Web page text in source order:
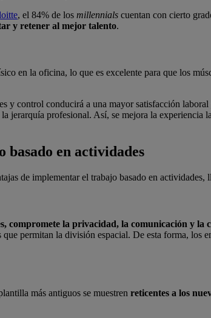
, el 84% de los millennials cuentan con cierto
y retener al mejor talento.
en la oficina, lo que es excelente para que los
y control conducirá a una mayor satisfacción laboral
jerarquía profesional. Así, se mejora la experiencia
basado en actividades
de implementar el trabajo basado en
compromete la privacidad, la comunicación y la
permitan la división espacial. De esta forma, los
más antiguos se muestren reticentes a los